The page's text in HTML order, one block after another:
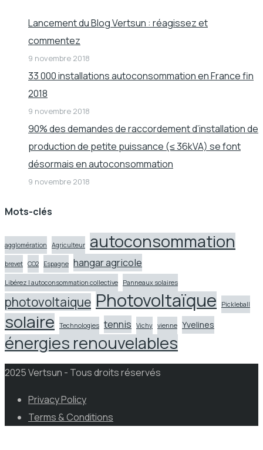
Lancement du Blog Vertsun : réagissez et
commentez
9 novembre 2018
33 000 installations autoconsommation en France fin
2018
9 novembre 2018
90% des demandes de raccordement d’installation de
production de petite puissance (≤ 36kVA) se font
désormais en autoconsommation
9 novembre 2018
Mots-clés
agglomération Agriculteur autoconsommation
brevet CO2 Espagne hangar agricole
Libérez l autoconsommation collective Panneaux solaires
photovoltaique Photovoltaïque Pickleball
solaire Technologies tennis Vichy vienne Yvelines
énergies renouvelables
2025 Vertsun - Tous droits réservés
Privacy Policy
Terms & Conditions